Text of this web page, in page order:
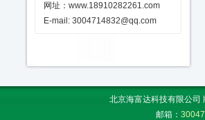
网址：www.18910282261.com
E-mail: 3004714832@qq.com
北京海富达科技有限公
邮箱：